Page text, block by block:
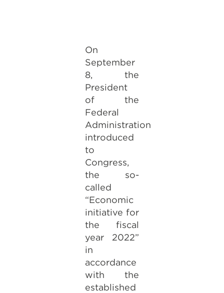
On
September
8, the
President
of the
Federal
Administration
introduced
to
Congress,
the so-
called
“Economic
initiative for
the fiscal
year 2022”
in
accordance
with the
established